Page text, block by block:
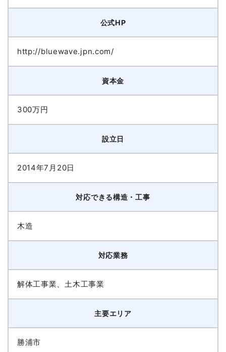
公式HP
http://bluewave.jpn.com/
資本金
300万円
設立日
2014年7月20日
対応できる構造・工事
木造
対応業務
解体工事業、土木工事業
主要エリア
勝浦市